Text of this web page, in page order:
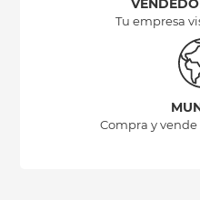
Tu empresa
Compra y